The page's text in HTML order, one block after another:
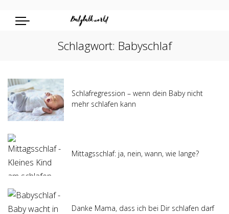
Schlagwort: Babyschlaf
Schlafregression – wenn dein Baby nicht
mehr schlafen kann
Mittagsschlaf: ja, nein, wann, wie lange?
Danke Mama, dass ich bei Dir schlafen darf